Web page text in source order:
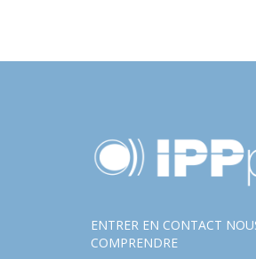
ENTRER EN CONTACT
COMPRENDRE